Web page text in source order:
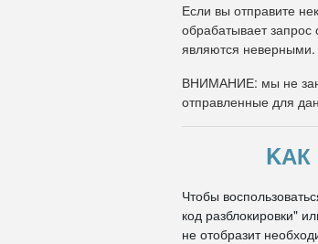
Если вы отправите
обрабатывает
являются неверными.
ВНИМАНИЕ: мы не
отправленные для
KАК
Чтобы
код разблокировки"
не отобразит